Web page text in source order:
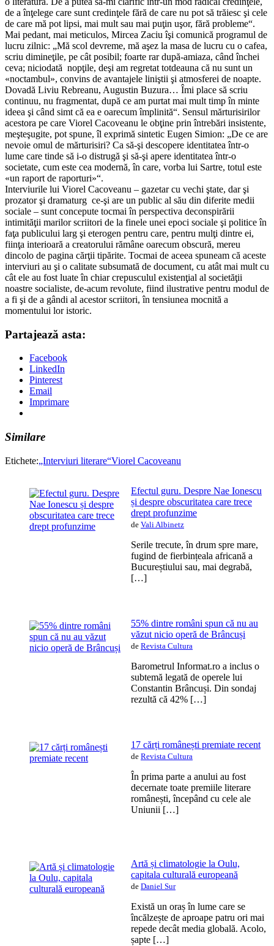
de a înţelege care sunt credinţele fără de care nu pot să trăiesc şi cele
de care mă pot lipsi, mai mult sau mai puţin uşor, fără probleme“.
Mai pedant, mai meticulos, Mircea Zaciu îşi comunică programul de
lucru zilnic: „Mă scol devreme, mă aşez la masa de lucru cu o cafea,
scriu dimineţile, pe cât posibil; foarte rar după-amiaza, când închei
ceva; niciodată nopţile, deşi am regretat totdeauna că nu sunt un
«noctambul», convins de avantajele liniştii şi atmosferei de noapte.
Dovadă Liviu Rebreanu, Augustin Buzura… Îmi place să scriu
continuu, nu fragmentat, după ce am purtat mai mult timp în minte
ideea şi când simt că ea e oarecum împlinită“. Sensul mărturisirilor
acestora pe care Viorel Cacoveanu le obţine prin întrebări insistente,
meşteşugite, pot spune, îl exprimă sintetic Eugen Simion: „De ce are
nevoie omul de mărturisiri? Ca să-şi descopere identitatea într-o
lume care tinde să i-o distrugă şi să-şi apere identitatea într-o
societate, cum este cea modernă, în care, vorba lui Sartre, totul este
«un raport de raporturi»“.
Interviurile lui Viorel Cacoveanu – gazetar cu vechi ştate, dar şi
prozator şi dramaturg ce-şi are un public al său din diferite medii
sociale – sunt concepute tocmai în perspectiva deconspirării
intimităţii marilor scriitori de la finele unei epoci sociale şi politice în
faţa publicului larg şi eterogen pentru care, pentru mulţi dintre ei,
fiinţa interioară a creatorului rămâne oarecum obscură, mereu
dincolo de pagina cărţii tipărite. Tocmai de aceea spuneam că aceste
interviuri au şi o calitate subsumată de document, cu atât mai mult cu
cât ele au fost luate în chiar crepusculul existenţial al societăţii
noastre socialiste, de-acum revolute, fiind ilustrative pentru modul de
a fi şi de a gândi al acestor scriitori, în tensiunea mocnită a
momentului lor istoric.
Partajează asta:
Facebook
LinkedIn
Pinterest
Email
Imprimare
Similare
Etichete:„Interviuri literare“Viorel Cacoveanu
Efectul guru. Despre Nae Ionescu
și despre obscuritatea care trece
drept profunzime
de Vali Albinetz
Serile trecute, în drum spre mare,
fugind de fierbințeala africană a
Bucureștiului sau, mai degrabă,
[…]
55% dintre români spun că nu au
văzut nicio operă de Brâncuși
de Revista Cultura
Barometrul Informat.ro a inclus o
subtemă legată de operele lui
Constantin Brâncuși. Din sondaj
rezultă că 42% […]
17 cărți românești premiate recent
de Revista Cultura
În prima parte a anului au fost
decernate toate premiile literare
românești, începând cu cele ale
Uniunii […]
Artă și climatologie la Oulu,
capitala culturală europeană
de Daniel Sur
Există un oraș în lume care se
încălzește de aproape patru ori mai
repede decât media globală. Acolo,
șapte […]